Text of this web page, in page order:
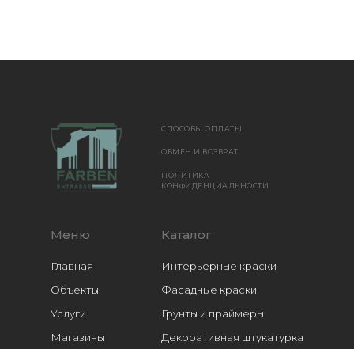
Каталог
Интерьерные краски
Фасадные краски
Грунты и праймеры
Декоративная штукатурка
Меню
Главная
Объекты
Услуги
Магазины
ОБМЕН И ВОЗВРАТ
СПОСОБЫ ОПЛАТЫ
ПОЛИТИКА
КОНФИДЕНЦИАЛЬНОСТИ